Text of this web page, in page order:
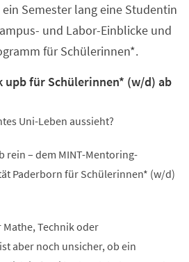
Semester lang eine Studentin
und Labor-Einblicke und
für Schülerinnen*.
upb für Schülerinnen* (w/d) ab
Uni-Leben aussieht?
rein – dem MINT-Mentoring-
Paderborn für Schülerinnen* (w/d)
Technik oder
aber noch unsicher, ob ein